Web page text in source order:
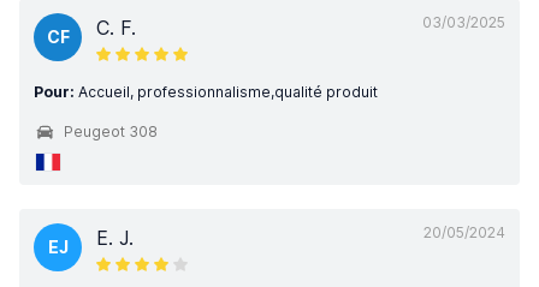
03/03/2025
CF C. F.
Pour: Accueil, professionnalisme,qualité produit
Peugeot 308
20/05/2024
EJ E. J.